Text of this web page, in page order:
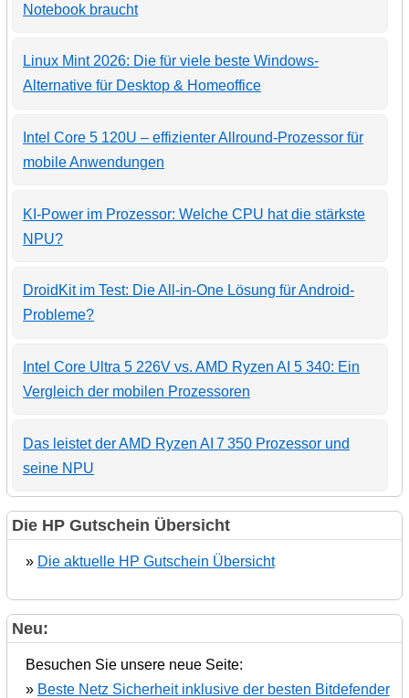
Notebook braucht
Linux Mint 2026: Die für viele beste Windows-
Alternative für Desktop & Homeoffice
Intel Core 5 120U – effizienter Allround-Prozessor für
mobile Anwendungen
KI-Power im Prozessor: Welche CPU hat die stärkste
NPU?
DroidKit im Test: Die All-in-One Lösung für Android-
Probleme?
Intel Core Ultra 5 226V vs. AMD Ryzen AI 5 340: Ein
Vergleich der mobilen Prozessoren
Das leistet der AMD Ryzen AI 7 350 Prozessor und
seine NPU
Die HP Gutschein Übersicht
» Die aktuelle HP Gutschein Übersicht
Neu:
Besuchen Sie unsere neue Seite:
» Beste Netz Sicherheit inklusive der besten Bitdefender